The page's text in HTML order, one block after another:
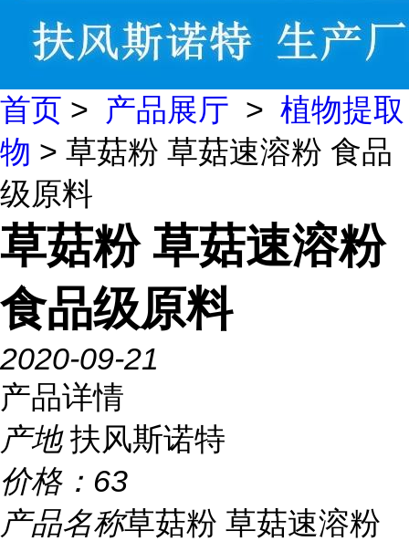
首页 > 产品展厅 > 植物提取
物 > 草菇粉 草菇速溶粉 食品
级原料
草菇粉 草菇速溶粉
食品级原料
2020-09-21
产品详情
产地 扶风斯诺特
价格： 63
产品名称草菇粉 草菇速溶粉